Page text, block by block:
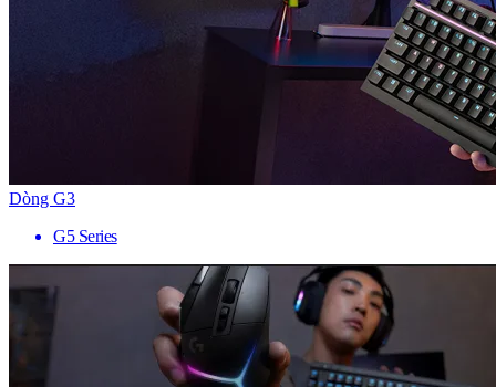
Dòng G3
G5 Series